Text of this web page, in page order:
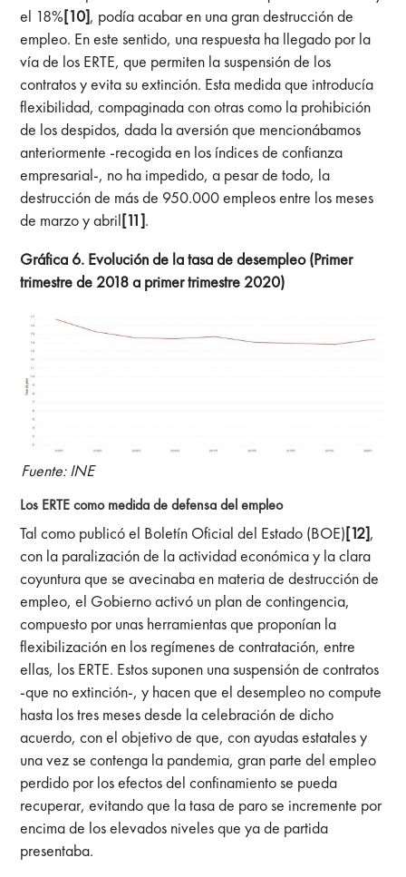
el 18%[10], podía acabar en una gran destrucción de
empleo. En este sentido, una respuesta ha llegado por la
vía de los ERTE, que permiten la suspensión de los
contratos y evita su extinción. Esta medida que introducía
flexibilidad, compaginada con otras como la prohibición
de los despidos, dada la aversión que mencionábamos
anteriormente -recogida en los índices de confianza
empresarial-, no ha impedido, a pesar de todo, la
destrucción de más de 950.000 empleos entre los meses
de marzo y abril[11].
Gráfica 6. Evolución de la tasa de desempleo (Primer
trimestre de 2018 a primer trimestre 2020)
Fuente: INE
Los ERTE como medida de defensa del empleo
Tal como publicó el Boletín Oficial del Estado (BOE)[12],
con la paralización de la actividad económica y la clara
coyuntura que se avecinaba en materia de destrucción de
empleo, el Gobierno activó un plan de contingencia,
compuesto por unas herramientas que proponían la
flexibilización en los regímenes de contratación, entre
ellas, los ERTE. Estos suponen una suspensión de contratos
-que no extinción-, y hacen que el desempleo no compute
hasta los tres meses desde la celebración de dicho
acuerdo, con el objetivo de que, con ayudas estatales y
una vez se contenga la pandemia, gran parte del empleo
perdido por los efectos del confinamiento se pueda
recuperar, evitando que la tasa de paro se incremente por
encima de los elevados niveles que ya de partida
presentaba.